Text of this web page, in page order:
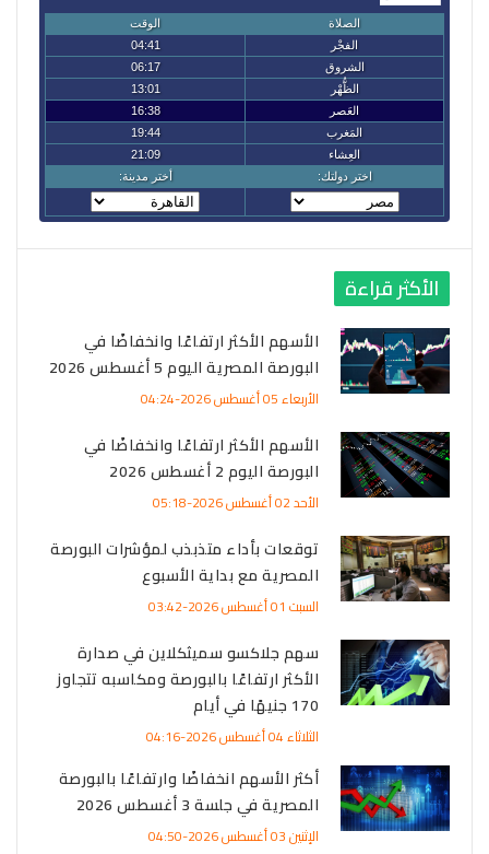
الأكثر قراءة
الأسهم الأكثر ارتفاعًا وانخفاضًا في
البورصة المصرية اليوم 5 أغسطس 2026
الأربعاء 05 أغسطس 2026-04:24
الأسهم الأكثر ارتفاعًا وانخفاضًا في
البورصة اليوم 2 أغسطس 2026
الأحد 02 أغسطس 2026-05:18
توقعات بأداء متذبذب لمؤشرات البورصة
المصرية مع بداية الأسبوع
السبت 01 أغسطس 2026-03:42
سهم جلاكسو سميثكلاين في صدارة
الأكثر ارتفاعًا بالبورصة ومكاسبه تتجاوز
170 جنيهًا في أيام
الثلاثاء 04 أغسطس 2026-04:16
أكثر الأسهم انخفاضًا وارتفاعًا بالبورصة
المصرية في جلسة 3 أغسطس 2026
الإثنين 03 أغسطس 2026-04:50